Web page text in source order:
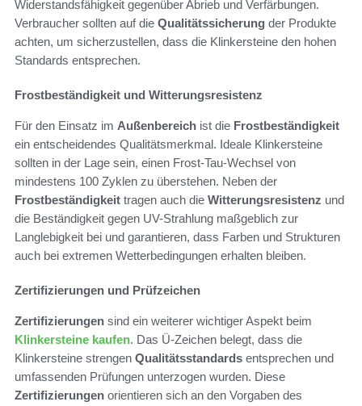
Widerstandsfähigkeit gegenüber Abrieb und Verfärbungen.
Verbraucher sollten auf die Qualitätssicherung der Produkte
achten, um sicherzustellen, dass die Klinkersteine den hohen
Standards entsprechen.
Frostbeständigkeit und Witterungsresistenz
Für den Einsatz im Außenbereich ist die Frostbeständigkeit
ein entscheidendes Qualitätsmerkmal. Ideale Klinkersteine
sollten in der Lage sein, einen Frost-Tau-Wechsel von
mindestens 100 Zyklen zu überstehen. Neben der
Frostbeständigkeit tragen auch die Witterungsresistenz und
die Beständigkeit gegen UV-Strahlung maßgeblich zur
Langlebigkeit bei und garantieren, dass Farben und Strukturen
auch bei extremen Wetterbedingungen erhalten bleiben.
Zertifizierungen und Prüfzeichen
Zertifizierungen sind ein weiterer wichtiger Aspekt beim
Klinkersteine kaufen. Das Ü-Zeichen belegt, dass die
Klinkersteine strengen Qualitätsstandards entsprechen und
umfassenden Prüfungen unterzogen wurden. Diese
Zertifizierungen orientieren sich an den Vorgaben des